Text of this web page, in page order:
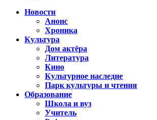
Новости
Анонс
Хроника
Культура
Дом актёра
Литература
Кино
Культурное наследие
Парк культуры и чтения
Образование
Школа и вуз
Учитель